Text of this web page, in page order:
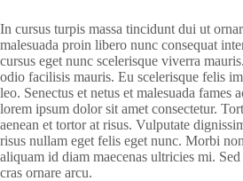
In cursus turpis massa tincidunt dui ut
malesuada proin libero nunc consequat
cursus eget nunc scelerisque viverra
odio facilisis mauris. Eu scelerisque felis
leo. Senectus et netus et malesuada fames
lorem ipsum dolor sit amet consectetur.
aenean et tortor at risus. Vulputate
risus nullam eget felis eget nunc. Morbi
aliquam id diam maecenas ultricies mi.
cras ornare arcu.